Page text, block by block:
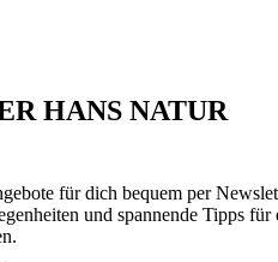
HANS NATUR
für dich bequem per
und spannende Tipps für